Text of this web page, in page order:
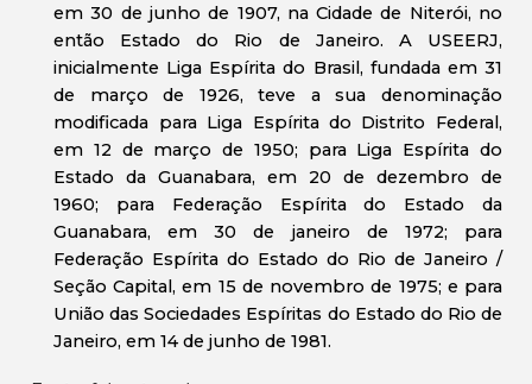
em 30 de junho de 1907, na Cidade de Niterói, no
então Estado do Rio de Janeiro. A USEERJ,
inicialmente Liga Espírita do Brasil, fundada em 31
de março de 1926, teve a sua denominação
modificada para Liga Espírita do Distrito Federal,
em 12 de março de 1950; para Liga Espírita do
Estado da Guanabara, em 20 de dezembro de
1960; para Federação Espírita do Estado da
Guanabara, em 30 de janeiro de 1972; para
Federação Espírita do Estado do Rio de Janeiro /
Seção Capital, em 15 de novembro de 1975; e para
União das Sociedades Espíritas do Estado do Rio de
Janeiro, em 14 de junho de 1981.